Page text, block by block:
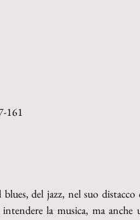
161
del jazz, nel suo distacco
la musica, ma anche